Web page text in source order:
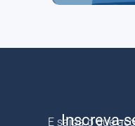
Inscreva-
E saiba o que